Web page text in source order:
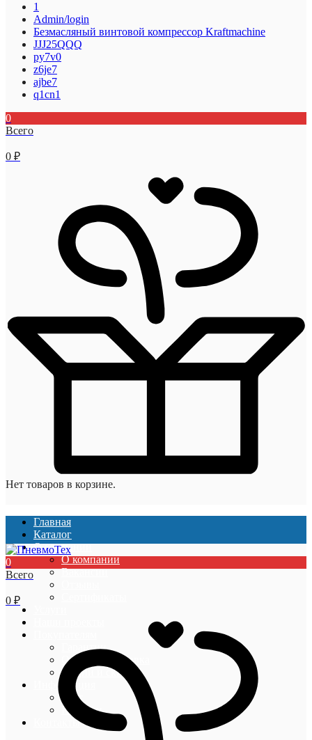
1
Admin/login
Безмасляный винтовой компрессор Kraftmaсhine
JJJ25QQQ
py7v0
z6je7
ajbe7
q1cn1
0
Всего
0 ₽
Нет товаров в корзине.
Главная
Каталог
О компании
О компании
Вакансии
Гарантии
Оплата и доставка
Акции и скидки
Информация
Блог
Новости
Контакты
0
Всего
0 ₽